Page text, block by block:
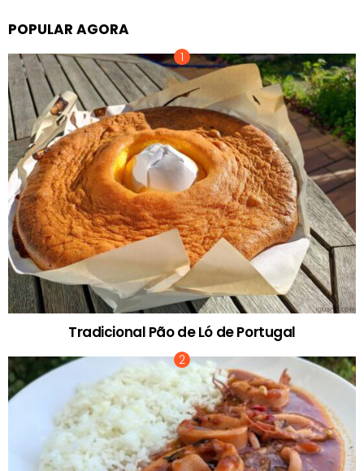
POPULAR AGORA
Tradicional Pão de Ló de Portugal